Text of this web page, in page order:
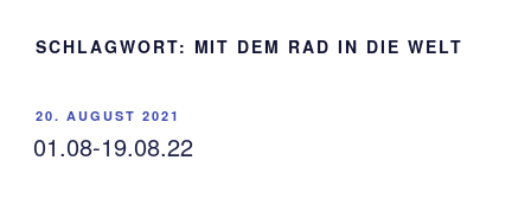
SCHLAGWORT: MIT DEM RAD IN DIE WELT
VERÖFFENTLICHT
AM
20. AUGUST 2021
01.08-19.08.22